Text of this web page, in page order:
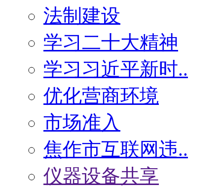
法制建设
学习二十大精神
学习习近平新时..
优化营商环境
市场准入
焦作市互联网违..
仪器设备共享